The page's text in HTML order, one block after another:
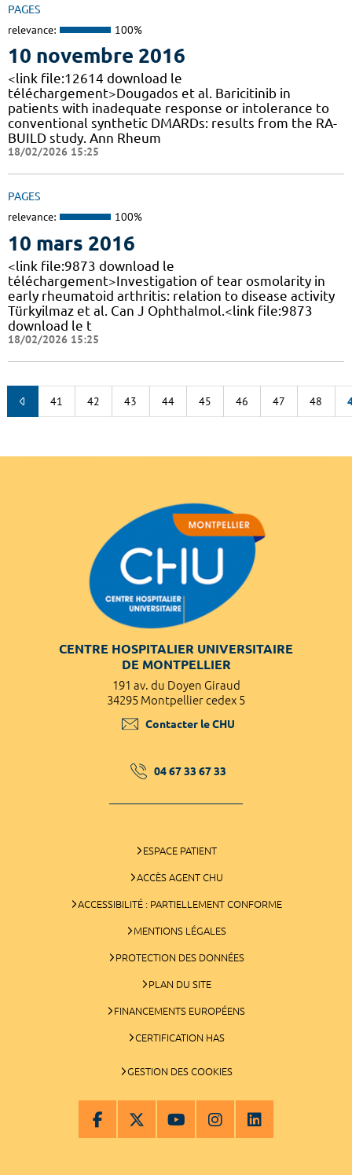
PAGES
relevance: 100%
10 novembre 2016
<link file:12614 download le
téléchargement>Dougados et al. Baricitinib in
patients with inadequate response or intolerance to
conventional synthetic DMARDs: results from the RA-
BUILD study. Ann Rheum
18/02/2026 15:25
PAGES
relevance: 100%
10 mars 2016
<link file:9873 download le
téléchargement>Investigation of tear osmolarity in
early rheumatoid arthritis: relation to disease activity
Türkyilmaz et al. Can J Ophthalmol.<link file:9873
download le t
18/02/2026 15:25
41 42 43 44 45 46 47 48
CENTRE HOSPITALIER UNIVERSITAIRE
DE MONTPELLIER
191 av. du Doyen Giraud
34295 Montpellier cedex 5
Contacter le CHU
04 67 33 67 33
ESPACE PATIENT
ACCÈS AGENT CHU
ACCESSIBILITÉ : PARTIELLEMENT CONFORME
MENTIONS LÉGALES
PROTECTION DES DONNÉES
PLAN DU SITE
FINANCEMENTS EUROPÉENS
CERTIFICATION HAS
GESTION DES COOKIES